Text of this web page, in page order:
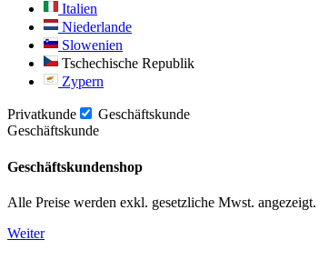
Italien
Niederlande
Slowenien
Tschechische Republik
Zypern
Privatkunde
Geschäftskunde
Geschäftskunde
Geschäftskundenshop
Alle Preise werden exkl. gesetzliche Mwst. angezeigt.
Weiter